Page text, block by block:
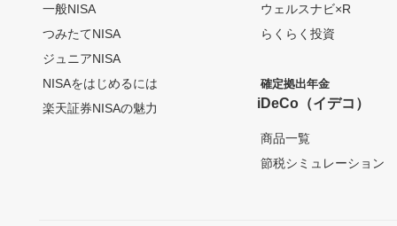
一般NISA
つみたてNISA
ジュニアNISA
NISAをはじめるには
楽天証券NISAの魅力
ウェルスナビ×R
らくらく投資
確定拠出年金
iDeCo（イデコ）
商品一覧
節税シミュレーション